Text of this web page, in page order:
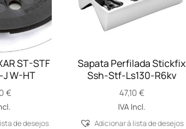
ST-STF
W-HT
€
de desejos
Sapata Perfilada Stickfix
Ssh-Stf-Ls130-R6kv
47,10 €
IVA Incl.
Adicionar á lista de desejos